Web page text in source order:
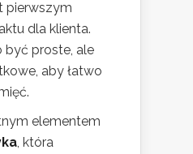
pierwszym
dla klienta.
być proste, ale
aby łatwo
elementem
, która